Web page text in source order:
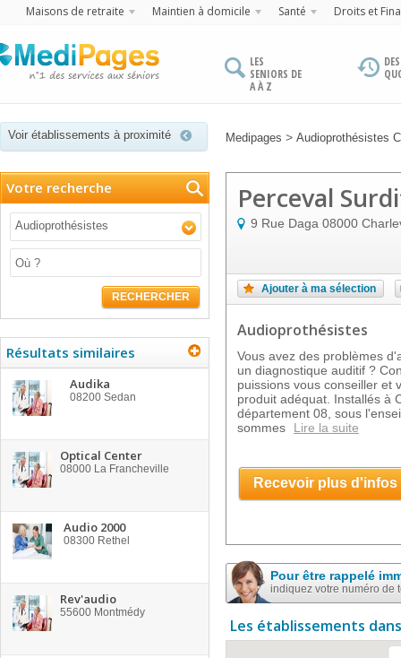
Maisons de retraite Maintien à domicile Santé Droits et
LES
SENIORS DE
A À Z
Voir établissements à proximité Medipages > Audioprothésistes
Votre recherche
Audioprothésistes
RECHERCHER
Résultats similaires
Audika
08200 Sedan
Optical Center
08000 La Francheville
Audio 2000
08300 Rethel
Rev'audio
55600 Montmédy
Perceval
9 Rue Daga 08000
Ajouter à ma sélection
Audioprothésistes
Vous avez des problèmes
un diagnostique auditif ?
puissions vous conseiller et
produit adéquat. Installés à
département 08, sous
sommes
Lire la suite
Recevoir plus d'infos
Pour être rappelé
indiquez votre numéro de
Les établissements